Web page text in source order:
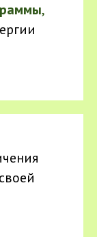
,